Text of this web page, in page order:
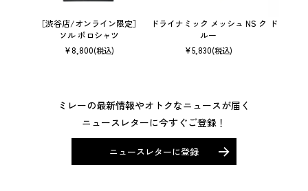
［渋谷店/オンライン限定］
ソル ポロシャツ
¥8,800(税込)
ドライナミック メッシュ NS ク
ルー
¥5,830(税込)
ドライナ
ミレーの最新情報やオトクなニュースが届く
ニュースレターに今すぐご登録！
ニュースレターに登録